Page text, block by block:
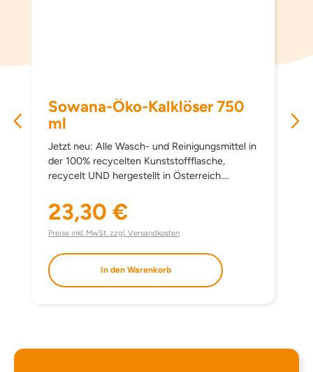
Sowana-Öko-Kalklöser 750
ml
Jetzt neu: Alle Wasch- und Reinigungsmittel in
der 100% recycelten Kunststoffflasche,
recycelt UND hergestellt in Österreich.
und Sanitärbereich wirkungsvoll, zuverlässig
und umweltschonend. Besonders ausgewählte
Zitronensäure unterstützt die Kalkentfernung.
perfekte Reinigungskraft. EINSATZBEREICH
Für alle verkalkten Oberflächen und für den
nachspülen, wenn notwendig Vorgang
Regulärer Preis:
23,30 €
Preise inkl. MwSt. zzgl. Versandkosten
In den Warenkorb